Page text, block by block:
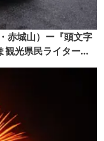
赤城山）ー『頭文字
観光県民ライター